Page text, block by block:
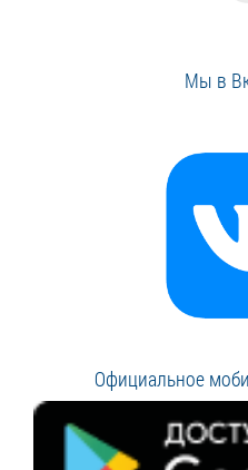
Мы в
Официальное